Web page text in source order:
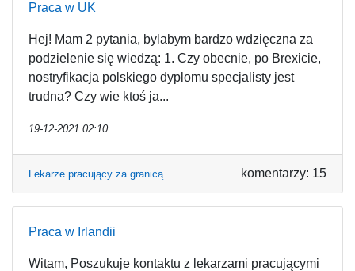
Praca w UK
Hej! Mam 2 pytania, bylabym bardzo wdzięczna za
podzielenie się wiedzą: 1. Czy obecnie, po Brexicie,
nostryfikacja polskiego dyplomu specjalisty jest
trudna? Czy wie ktoś ja...
19-12-2021 02:10
Lekarze pracujący za granicą komentarzy: 15
Praca w Irlandii
Witam, Poszukuje kontaktu z lekarzami pracującymi